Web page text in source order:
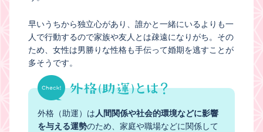
早いうちから独立心があり、誰かと一緒にいるよりも一
人で行動するので家族や友人とは疎遠になりがち。その
ため、女性は男勝りな性格も手伝って婚期を逃すことが
多そうです。
外格（助運）は 人間関係や社会的環境などに影響
を与える運勢のため、家庭や職場などに関係して